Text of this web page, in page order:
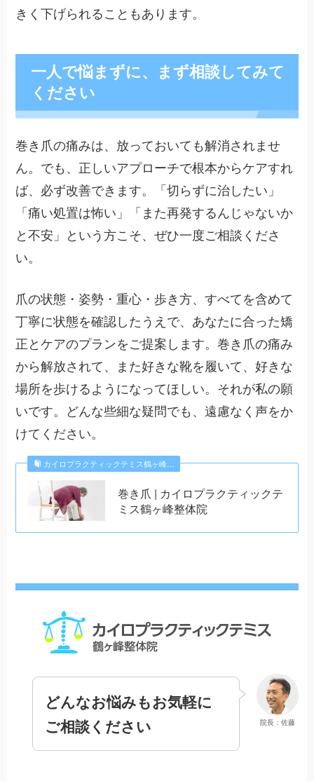
きく下げられることもあります。
一人で悩まずに、まず相談してみて
ください
巻き爪の痛みは、放っておいても解消されませ
ん。でも、正しいアプローチで根本からケアすれ
ば、必ず改善できます。「切らずに治したい」
「痛い処置は怖い」「また再発するんじゃないか
と不安」という方こそ、ぜひ一度ご相談くださ
い。
爪の状態・姿勢・重心・歩き方、すべてを含めて
丁寧に状態を確認したうえで、あなたに合った矯
正とケアのプランをご提案します。巻き爪の痛み
から解放されて、また好きな靴を履いて、好きな
場所を歩けるようになってほしい。それが私の願
いです。どんな些細な疑問でも、遠慮なく声をか
けてください。
カイロプラクティックテミス鶴ヶ峰…
巻き爪 | カイロプラクティックテ
ミス鶴ヶ峰整体院
院長：佐藤
どんなお悩みもお気軽に
ご相談ください